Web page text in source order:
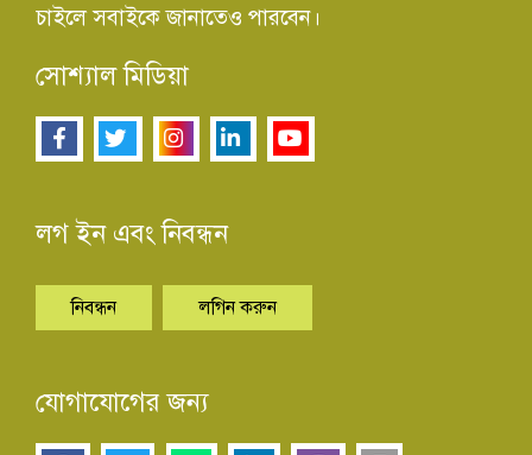
চাইলে সবাইকে জানাতেও পারবেন।
সোশ্যাল মিডিয়া
লগ ইন এবং নিবন্ধন
নিবন্ধন লগিন করুন
যোগাযোগের জন্য